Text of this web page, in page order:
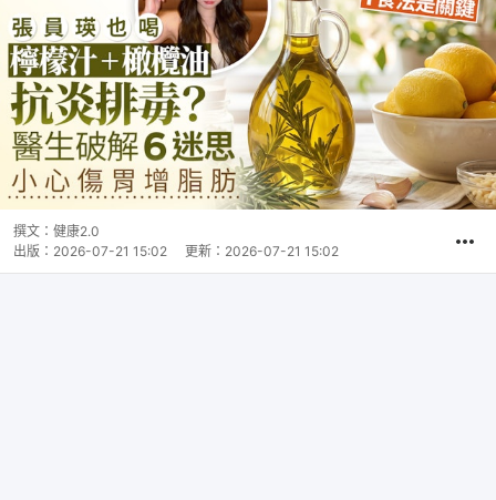
撰文： 健康2.0
出版： 2026-07-21 15:02 更新： 2026-07-21 15:02